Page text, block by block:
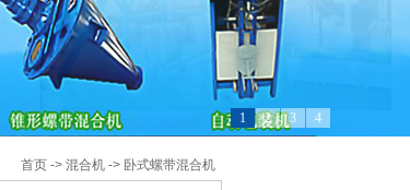
1 2 3 4
首页 -> 混合机 -> 卧式螺带混合机